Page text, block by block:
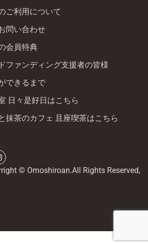
ご利用について
問い合わせ
会員特典
ファンディング支援者の皆様
できるまで
日々是好日はこちら
抹茶のカフェ 且座喫茶はこちら
© Omoshiroan.All Rights Reserved,